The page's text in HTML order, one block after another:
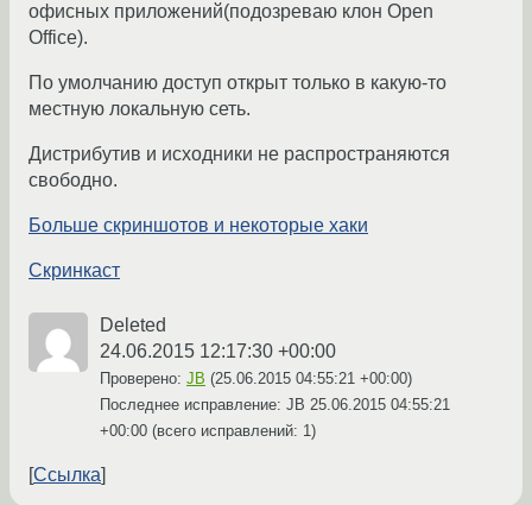
офисных приложений(подозреваю клон Open
Office).
По умолчанию доступ открыт только в какую-то
местную локальную сеть.
Дистрибутив и исходники не распространяются
свободно.
Больше скриншотов и некоторые хаки
Скринкаст
Deleted
24.06.2015 12:17:30 +00:00
Проверено: JB (25.06.2015 04:55:21 +00:00)
Последнее исправление: JB 25.06.2015 04:55:21
+00:00 (всего исправлений: 1)
Ссылка